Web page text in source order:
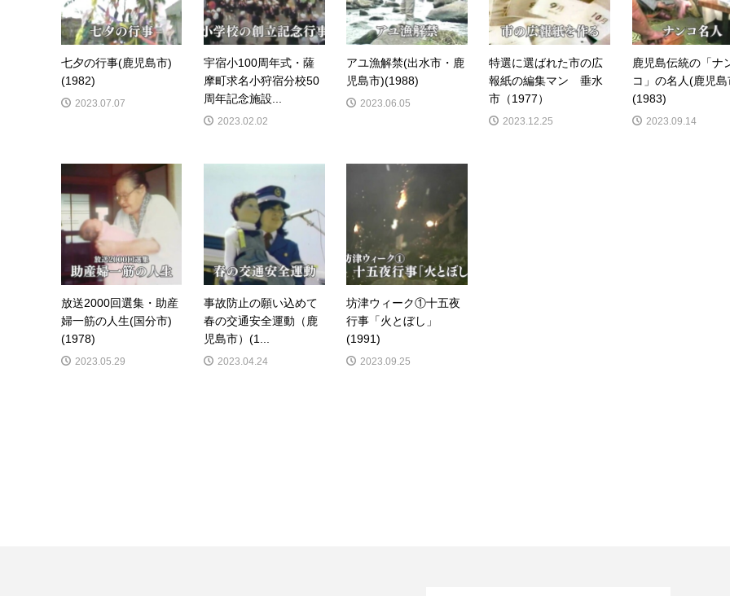
七夕の行事(鹿児島市)
(1982)
2023.07.07
宇宿小100周年式・薩
摩町求名小狩宿分校50
周年記念施設...
2023.02.02
アユ漁解禁(出水市・鹿
児島市)(1988)
2023.06.05
特選に選ばれた市の広
報紙の編集マン 垂水
市（1977）
2023.12.25
鹿児島伝統の「ナ
コ」の名人(鹿児島
(1983)
2023.09.14
放送2000回選集・助産
婦一筋の人生(国分市)
(1978)
2023.05.29
事故防止の願い込めて
春の交通安全運動（鹿
児島市）(1...
2023.04.24
坊津ウィーク①十五夜
行事「火とぼし」
(1991)
2023.09.25